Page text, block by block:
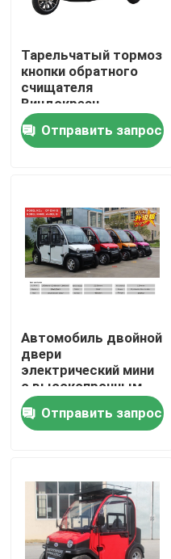
Дом
Продукты
Путешествие фабрики
Проверка качества
Свяжитесь мы
Спросите цитату
Скутер
Электрический
Тарельчатый тормоз
кнопки обратного
счищателя
Виндскреан
электрического
автомобиля района
умный
Отправить запрос
Автомобиль двойной
двери
электрический мини
с высокопрочным
лобовым стеклом
поликарбоната
Отправить запрос